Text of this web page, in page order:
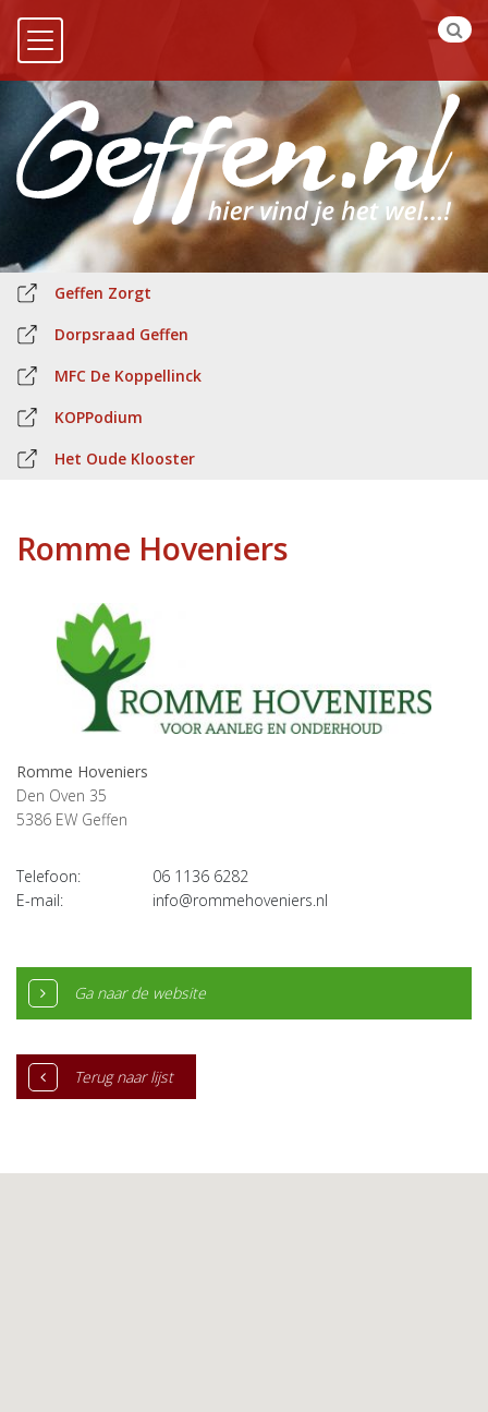
Geffen Zorgt
Dorpsraad Geffen
MFC De Koppellinck
KOPPodium
Het Oude Klooster
Romme Hoveniers
Romme Hoveniers
Den Oven 35
5386 EW Geffen
Telefoon:
06 1136 6282
E-mail:
info@rommehoveniers.nl
Ga naar de website
Terug naar lijst